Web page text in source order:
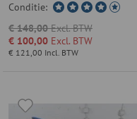
Conditie:
€ 148,00 Excl. BTW
€ 121,00 Incl. BTW
€ 100,00 Excl. BTW